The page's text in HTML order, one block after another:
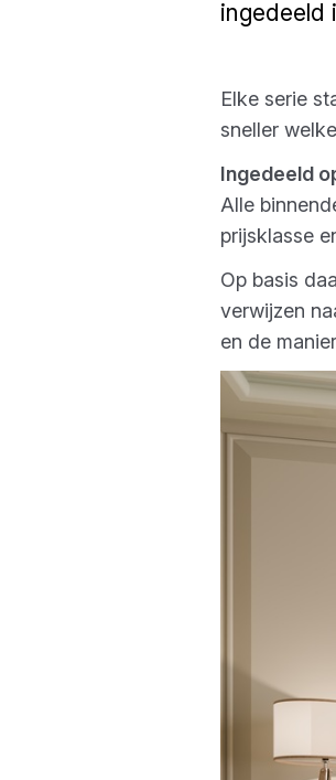
ingedeeld
Elke serie
sneller
Ingedeeld
Alle
prijsklasse
Op basis
verwijzen
en de